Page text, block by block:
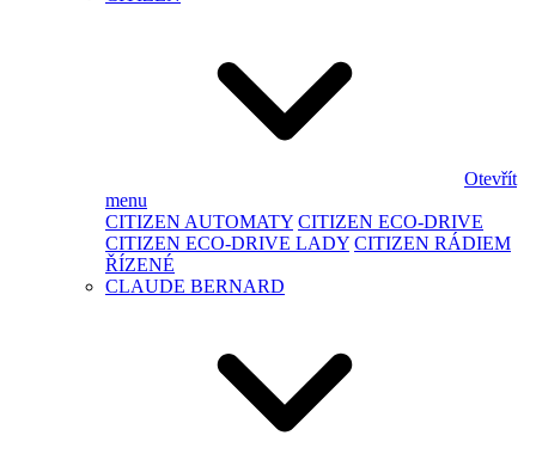
Otevřít
menu
CITIZEN AUTOMATY CITIZEN ECO-DRIVE
CITIZEN ECO-DRIVE LADY CITIZEN RÁDIEM
ŘÍZENÉ
CLAUDE BERNARD